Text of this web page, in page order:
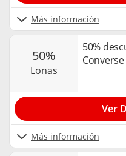
Más información
50%
lonas
50%
Converse
Más información
Ver